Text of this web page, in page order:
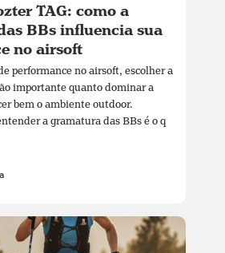
TAG: como a
BBs influencia sua
no airsoft
performance no airsoft, escolher a
importante quanto dominar a
bem o ambiente outdoor.
a gramatura das BBs é o q